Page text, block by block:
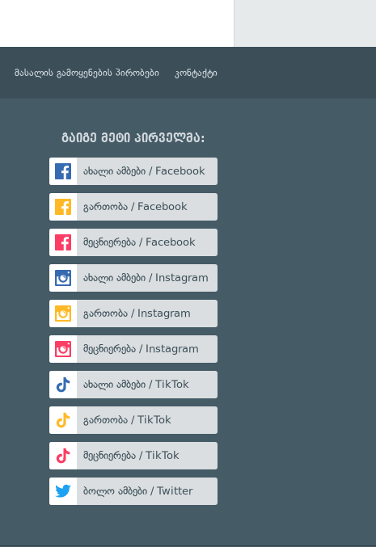
მასალის გამოყენების პირობები კონტაქტი
გაიგე მეტი პირველმა:
ახალი ამბები / Facebook
გართობა / Facebook
მეცნიერება / Facebook
ახალი ამბები / Instagram
გართობა / Instagram
მეცნიერება / Instagram
ახალი ამბები / TikTok
გართობა / TikTok
მეცნიერება / TikTok
ბოლო ამბები / Twitter